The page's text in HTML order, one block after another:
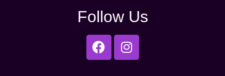
Follow Us